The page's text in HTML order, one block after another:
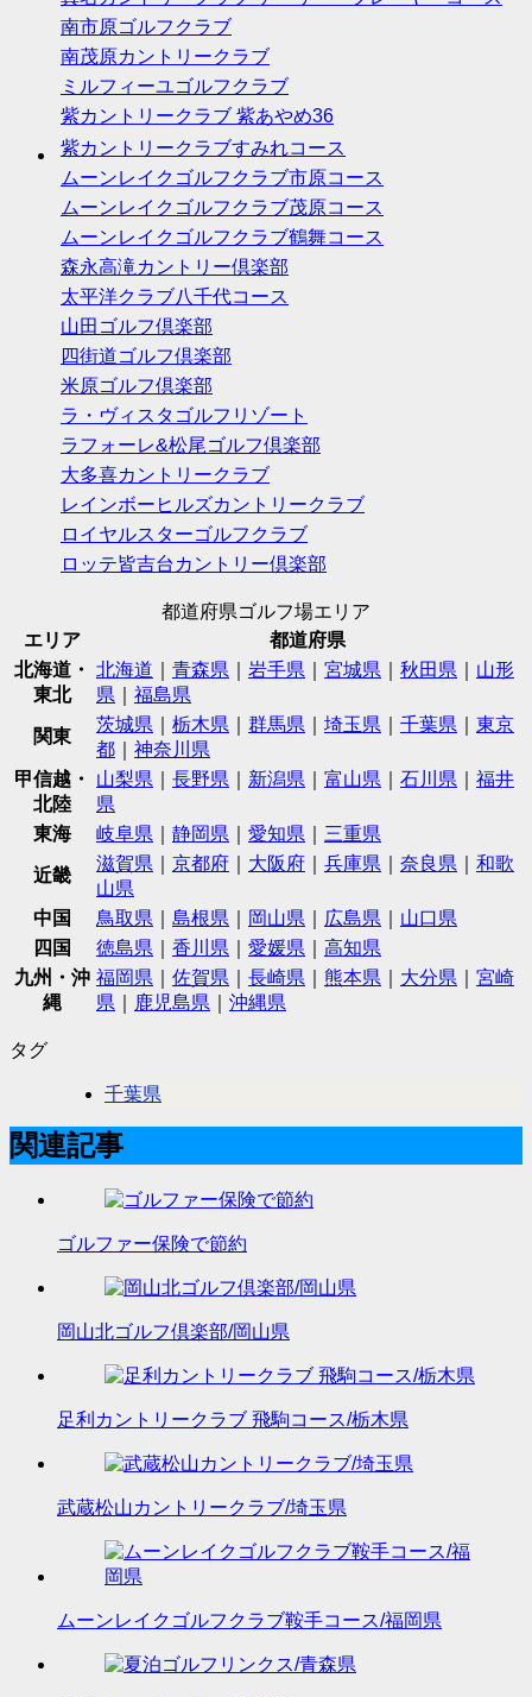
南市原ゴルフクラブ
南茂原カントリークラブ
ミルフィーユゴルフクラブ
紫カントリークラブ 紫あやめ36
紫カントリークラブすみれコース
ムーンレイクゴルフクラブ市原コース
ムーンレイクゴルフクラブ茂原コース
ムーンレイクゴルフクラブ鶴舞コース
森永高滝カントリー倶楽部
太平洋クラブ八千代コース
山田ゴルフ倶楽部
四街道ゴルフ倶楽部
米原ゴルフ倶楽部
ラ・ヴィスタゴルフリゾート
ラフォーレ&松尾ゴルフ倶楽部
大多喜カントリークラブ
レインボーヒルズカントリークラブ
ロイヤルスターゴルフクラブ
ロッテ皆吉台カントリー倶楽部
都道府県ゴルフ場エリア
エリア
都道府県
北海道・
東北
北海道 青森県 岩手県 宮城県 秋田県
山形
県
福島県
関東
茨城県 栃木県 群馬県 埼玉県 千葉県
東京
都
神奈川県
甲信越・
北陸
山梨県 長野県 新潟県 富山県 石川県
福井
県
東海
岐阜県 静岡県 愛知県 三重県
近畿
滋賀県 京都府 大阪府 兵庫県 奈良県
和歌
山県
中国
鳥取県 島根県 岡山県 広島県
山口県
四国
徳島県 香川県 愛媛県
高知県
九州・沖
縄
福岡県 佐賀県 長崎県 熊本県 大分県
宮崎
県
鹿児島県 沖縄県
タグ
千葉県
関連記事
ゴルファー保険で節約
岡山北ゴルフ倶楽部/岡山県
足利カントリークラブ 飛駒コース/栃木県
武蔵松山カントリークラブ/埼玉県
ムーンレイクゴルフクラブ鞍手コース/福岡県